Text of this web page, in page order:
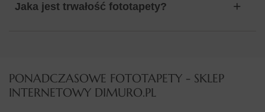
Jaka jest trwałość fototapety?
PONADCZASOWE FOTOTAPETY - SKLEP
INTERNETOWY DIMURO.PL​